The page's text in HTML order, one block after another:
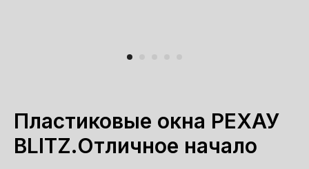
Пластиковые окна РЕХАУ
BLITZ.Отличное начало